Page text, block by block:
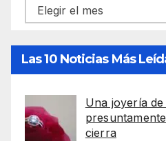
Archivos
Las 10 Noticias Más
Una joyería
cierra